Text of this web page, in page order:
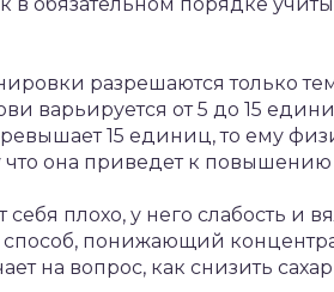
разрешаются только
варьируется от 5 до 15
15 единиц, то ему
что она приведет к повышению
плохо, у него слабость и
способ, понижающий
на вопрос, как снизить